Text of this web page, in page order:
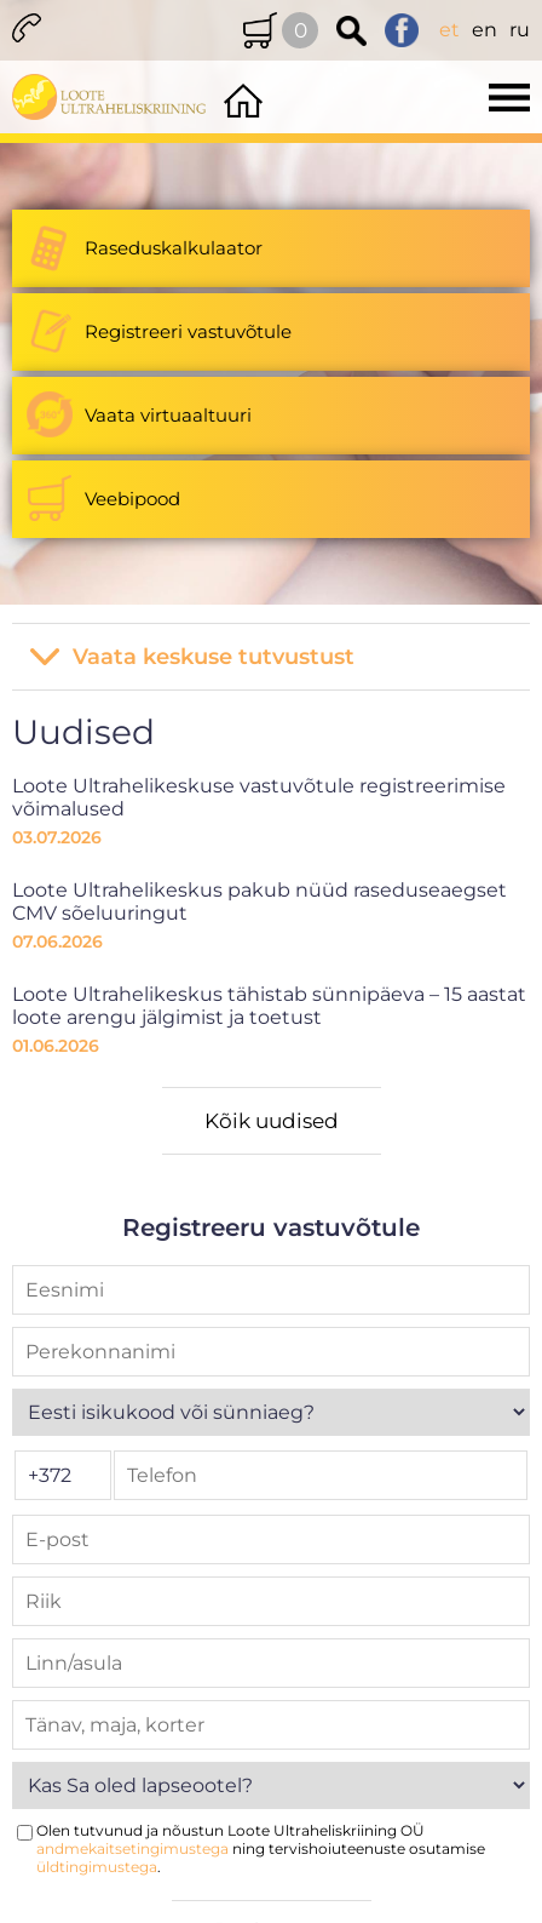
0 et en ru
Raseduskalkulaator
Registreeri vastuvõtule
Vaata virtuaaltuuri
Veebipood
Vaata keskuse tutvustust
Uudised
Loote Ultrahelikeskuse vastuvõtule registreerimise
võimalused
03.07.2026
Loote Ultrahelikeskus pakub nüüd raseduseaegset
CMV sõeluuringut
07.06.2026
Loote Ultrahelikeskus tähistab sünnipäeva – 15 aastat
loote arengu jälgimist ja toetust
01.06.2026
Kõik uudised
Registreeru vastuvõtule
Olen tutvunud ja nõustun Loote Ultraheliskriining OÜ
andmekaitsetingimustega ning tervishoiuteenuste osutamise
üldtingimustega.